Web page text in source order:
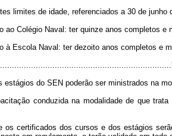
limites de idade, referenciados a 30 de
ao Colégio Naval: ter quinze anos completos e
à Escola Naval: ter dezoito anos completos e
do SEN poderão ser ministrados na
conduzida na modalidade de que
certificados dos cursos e dos estágios